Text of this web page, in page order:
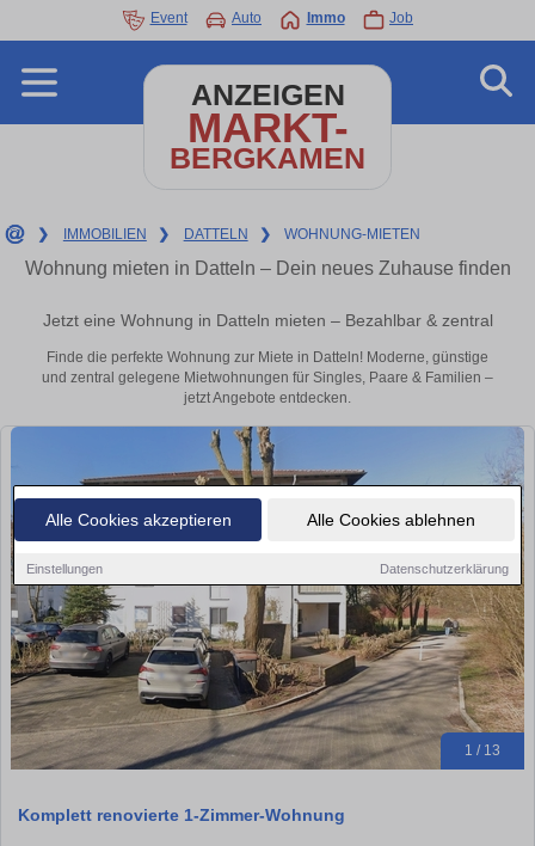
Alle Cookies akzeptieren Alle Cookies ablehnen
Einstellungen Datenschutzerklärung
Event Auto Immo Job
ANZEIGEN
MARKT-
BERGKAMEN
❯ IMMOBILIEN ❯ DATTELN ❯ WOHNUNG-MIETEN
Wohnung mieten in Datteln – Dein neues Zuhause finden
Jetzt eine Wohnung in Datteln mieten – Bezahlbar & zentral
Finde die perfekte Wohnung zur Miete in Datteln! Moderne, günstige
und zentral gelegene Mietwohnungen für Singles, Paare & Familien –
jetzt Angebote entdecken.
1 / 13
Komplett renovierte 1-Zimmer-Wohnung